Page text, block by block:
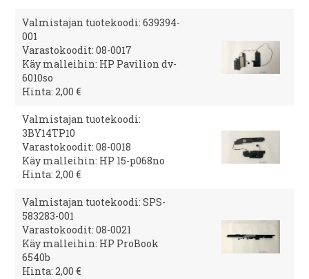
Valmistajan tuotekoodi: 639394-
001
Varastokoodit: 08-0017
Käy malleihin: HP Pavilion dv-
6010so
Hinta: 2,00 €
Valmistajan tuotekoodi:
3BY14TP10
Varastokoodit: 08-0018
Käy malleihin: HP 15-p068no
Hinta: 2,00 €
Valmistajan tuotekoodi: SPS-
583283-001
Varastokoodit: 08-0021
Käy malleihin: HP ProBook
6540b
Hinta: 2,00 €